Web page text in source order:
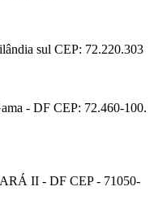
sul CEP: 72.220.303
- DF CEP: 72.460-100.
II - DF CEP - 71050-